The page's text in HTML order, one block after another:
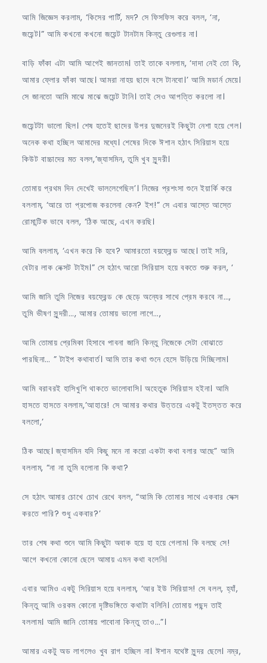
আমি জিজ্ঞেস করলাম, ‘কিসের পার্টি, মদ? সে ফিসফিস করে বলল, ‘না,
জয়েন্ট।” আমি কখনো কখনো জয়েন্ট টানটাম কিন্তু রেগুলার না।
বাড়ি ফাঁকা এটা আমি আগেই জানতাম। তাই তাকে বললাম, ‘দাদা নেই তো কি,
আমার ফ্লোর ফাঁকা আছে। আমরা নাহয় ছাদে বসে টানবো।’ আমি মডার্ন মেয়ে।
সে জানতো আমি মাঝে মাঝে জয়েন্ট টানি। তাই সেও আপত্তি করলো না।
জয়েন্টটা ভালো ছিল। শেষ হতেই ছাদের উপর দুজনেরই কিছুটা নেশা হয়ে গেল।
অনেক কথা হচ্ছিল আমাদের মধ্যে। শেষের দিকে ঈশান হঠাৎ সিরিয়াস হয়ে
কিউট বাচ্চাদের মত বলল,’জ্যাসমিন, তুমি খুব সুন্দরী।
তোমায় প্রথম দিন দেখেই ভাললেগেছিল’। নিজের প্রশংসা শুনে ইয়ার্কি করে
বললাম, ‘আরে তা প্রপোজ করলেনা কেন? ইশ!” সে এবার আস্তে আস্তে
রোমান্টিক ভাবে বলল, ‘ঠিক আছে, এখন করছি।
আমি বললাম, ‘এখন করে কি হবে? আমারতো বয়ফ্রেন্ড আছে। তাই সরি,
বেটার লাক নেক্সট টাইম।” সে হঠাৎ আরো সিরিয়াস হয়ে বকতে শুরু করল, ‘
আমি জানি তুমি নিজের বয়ফ্রেন্ড কে ছেড়ে অন্যের সাথে প্রেম করবে না…,
তুমি ভীষণ সুন্দরী…, আমার তোমায় ভালো লাগে…,
আমি তোমায় প্রেমিকা হিসাবে পাবনা জানি কিন্তু নিজেকে সেটা বোঝাতে
পারছিনা… ” টাইপ কথাবার্ত। আমি তার কথা শুনে হেসে উড়িয়ে দিচ্ছিলাম।
আমি বরাবরই হাসিখুশি থাকতে ভালোবাসি। অহেতুক সিরিয়াস হইনা। আমি
হাসতে হাসতে বললাম,’আহারে! সে আমার কথার উত্তরে একটু ইতস্তত করে
বললো,’
ঠিক আছে। জ্যাসমিন যদি কিছু মনে না করো একটা কথা বলার আছে” আমি
বললাম, “না না তুমি বলোনা কি কথা?
সে হঠাৎ আমার চোখে চোখ রেখে বলল, “আমি কি তোমার সাথে একবার সেক্স
করতে পারি? শুধু একবার?’
তার শেষ কথা শুনে আমি কিছুটা অবাক হয়ে হা হয়ে গেলাম। কি বলছে সে!
আগে কখনো কোনো ছেলে আমায় এমন কথা বলেনি।
এবার আমিও একটু সিরিয়াস হয়ে বললাম, ‘আর ইউ সিরিয়াস! সে বলল, হ্যাঁ,
কিন্তু আমি ওরকম কোনো দৃষ্টিভঙ্গিতে কথাটা বলিনি। তোমায় পছন্দ তাই
বললাম। আমি জানি তোমায় পাবোনা কিন্তু তাও…”।
আমার একটু অড লাগলেও খুব রাগ হচ্ছিল না। ঈশান যথেষ্ট সুন্দর ছেলে। নম্র,